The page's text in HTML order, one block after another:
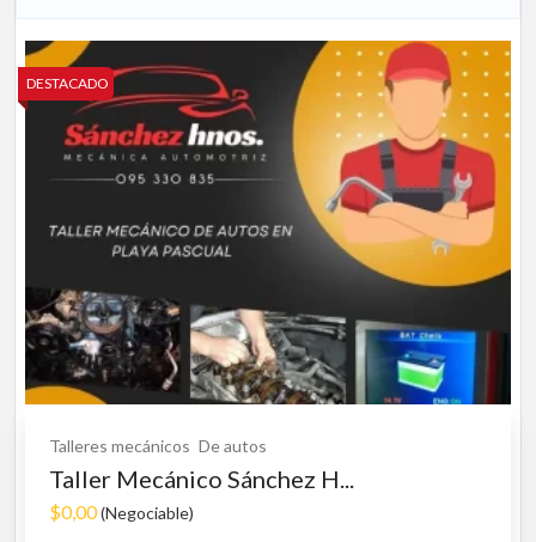
DESTACADO
Talleres mecánicos De autos
Taller Mecánico Sánchez H...
$0,00(Negociable)